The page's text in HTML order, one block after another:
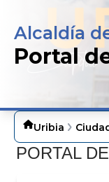
Alcaldía
Portal
Uribia
PORTAL